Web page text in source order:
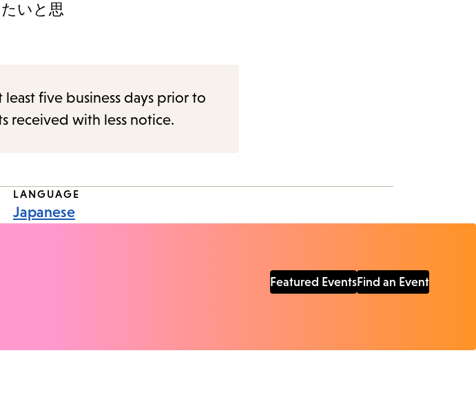
いと思
five business days prior to
received with less notice.
LANGUAGE
Japanese
Featured EventsFind an Event